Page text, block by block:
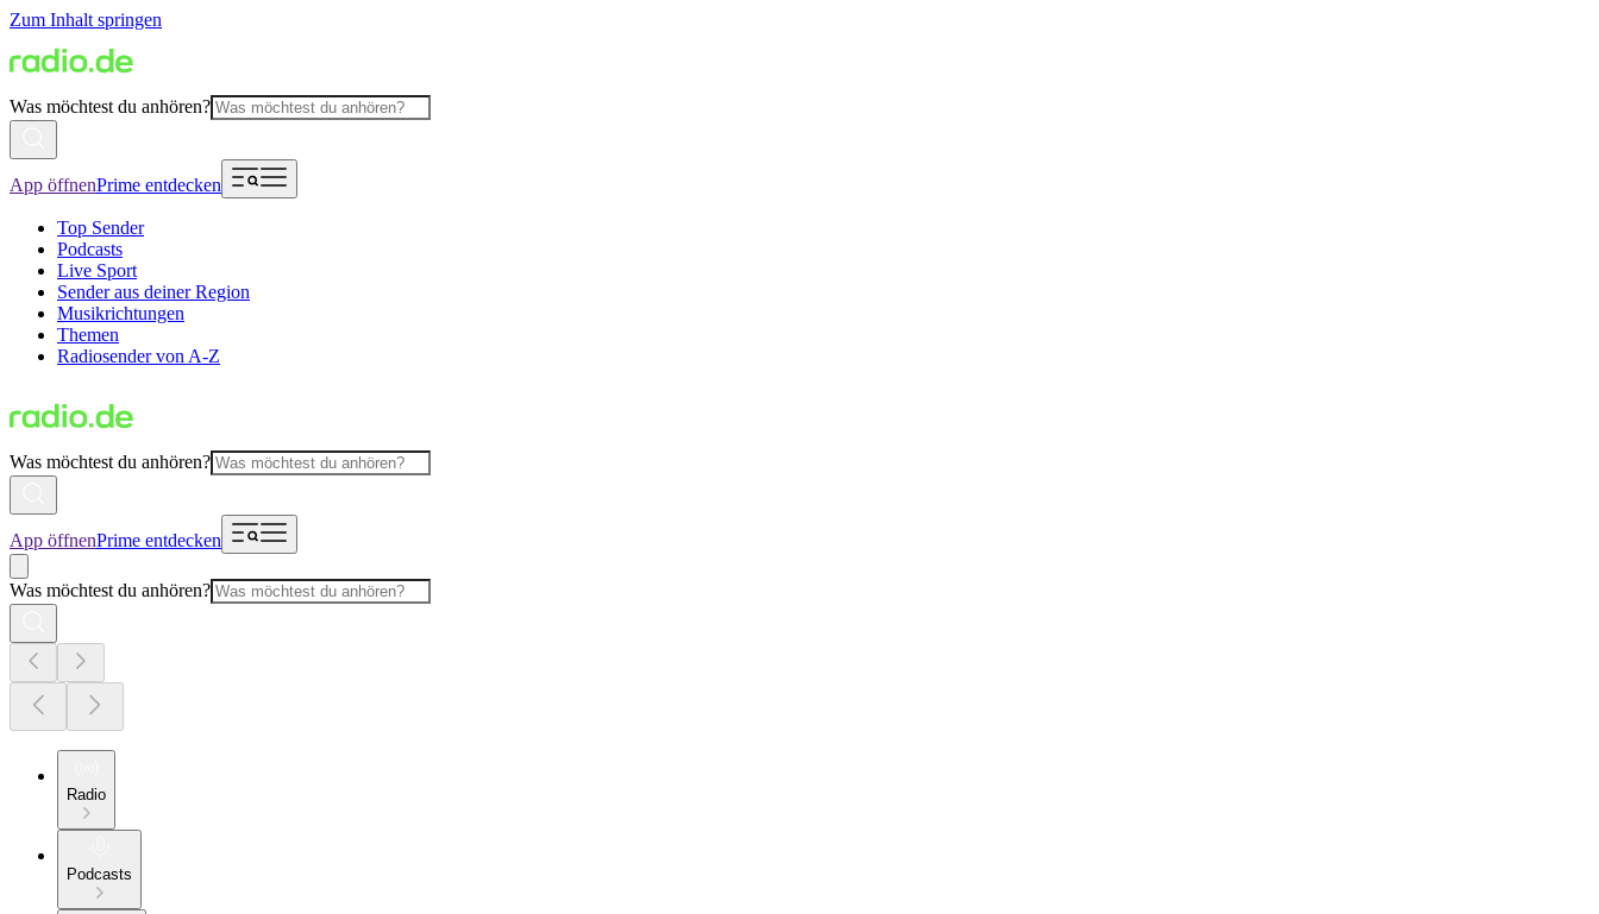
Zum Inhalt springen
Was möchtest du anhören?
App öffnenPrime entdecken
Top Sender
Podcasts
Live Sport
Sender aus deiner Region
Musikrichtungen
Themen
Radiosender von A-Z
Was möchtest du anhören?
App öffnenPrime entdecken
Was möchtest du anhören?
Radio
Podcasts